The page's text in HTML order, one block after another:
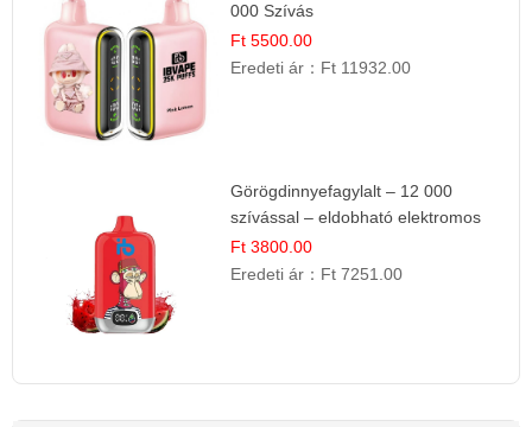
000 Szívás
Ft 5500.00
Eredeti ár： Ft 11932.00
Görögdinnyefagylalt – 12 000
szívással – eldobható elektromos
cigi
Ft 3800.00
Eredeti ár： Ft 7251.00